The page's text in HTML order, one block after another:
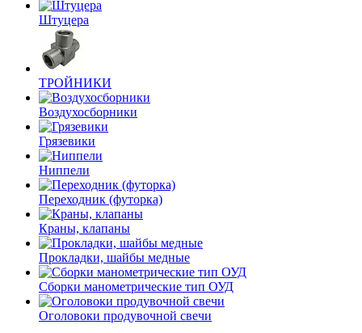
Штуцера
ТРОЙНИКИ
Воздухосборники
Грязевики
Ниппели
Переходник (футорка)
Краны, клапаны
Прокладки, шайбы медные
Сборки манометрические тип ОУД
Оголовоки продувочной свечи